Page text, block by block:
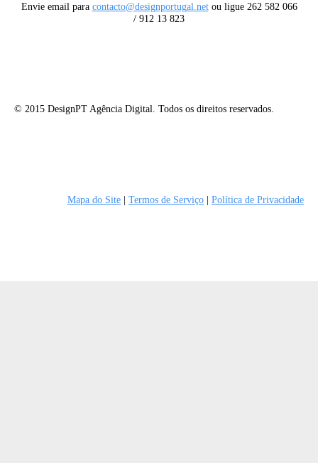
Envie email para contacto@designportugal.netou ligue 262 582 066
/ 912 13 823
© 2015 DesignPT Agência Digital. Todos os direitos reservados.
Mapa do Site Termos de Serviço Política de Privacidade